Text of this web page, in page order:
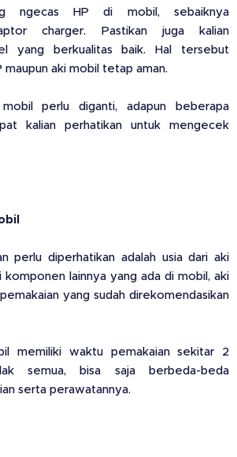
ngecas HP di mobil, sebaiknya
charger. Pastikan juga kalian
yang berkualitas baik. Hal tersebut
maupun aki mobil tetap aman.
perlu diganti, adapun beberapa
kalian perhatikan untuk mengecek
perlu diperhatikan adalah usia dari aki
komponen lainnya yang ada di mobil, aki
yang sudah direkomendasikan
memiliki waktu pemakaian sekitar 2
semua, bisa saja berbeda-beda
serta perawatannya.